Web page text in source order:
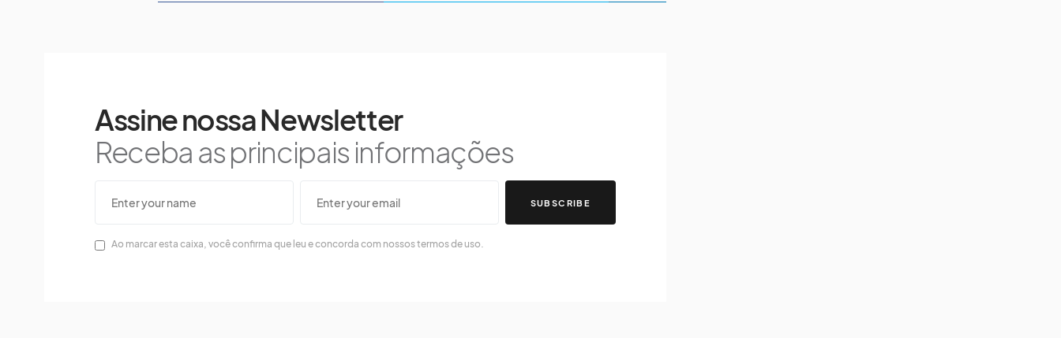
Assine nossa Newsletter
Receba as principais informações
SUBSCRIBE
Ao marcar esta caixa, você confirma que leu e concorda com nossos termos de uso.